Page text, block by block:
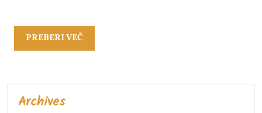
PREBERI VEČ
VEČ
Archives